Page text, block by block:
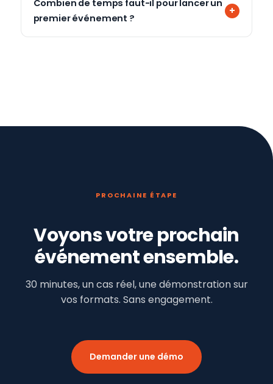
Combien de temps faut-il pour lancer un
premier événement ?
PROCHAINE ÉTAPE
Voyons votre prochain
événement ensemble.
30 minutes, un cas réel, une démonstration sur
vos formats. Sans engagement.
Demander une démo